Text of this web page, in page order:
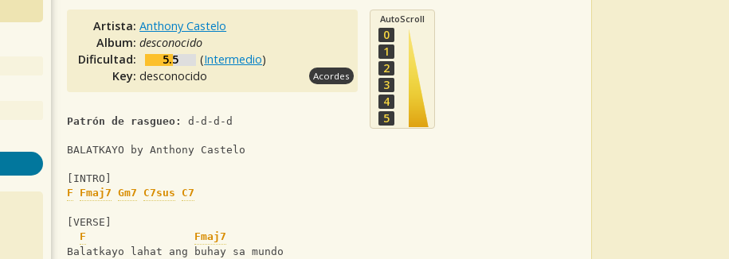
Artista:Anthony Castelo
Album:desconocido
Dificultad:
5.5 (Intermedio)
Key:desconocido Acordes
AutoScroll
0
1
2
3
4
5
Patrón de rasgueo: d-d-d-d
BALATKAYO by Anthony Castelo
[INTRO]
F
Fmaj7 Gm7 C7sus C7
[VERSE]
F
Fmaj7
Balatkayo lahat ang buhay sa mundo